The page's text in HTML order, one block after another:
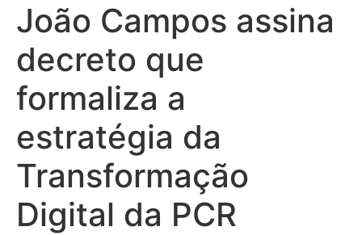
João Campos assina
decreto que
formaliza a
estratégia da
Transformação
Digital da PCR